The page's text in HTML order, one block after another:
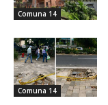
Comuna 14
Comuna 14